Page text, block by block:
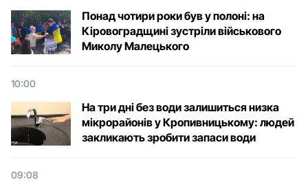
Понад чотири роки був у полоні: на
Кіровоградщині зустріли військового
Микoлу Малецькoгo
10:00
На три дні без води залишиться низка
мікрорайонів у Кропивницькому: людей
закликають зробити запаси води
09:08